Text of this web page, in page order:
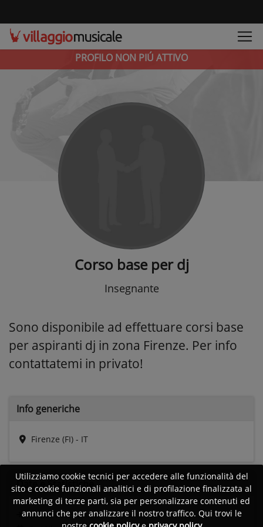
PROFILO NON PIÚ ATTIVO
Corso base per dj
Insegnante
Sono disponibile ad effettuare corsi base
per aspiranti dj in zona Firenze. Per info
contattatemi in privato!
Info generiche
Firenze (FI) - IT
Date eStatistiche
Ultimo accesso:Non disponibile
Utilizziamo cookie tecnici per accedere alle funzionalità del
sito e cookie funzionali analitici e di profilazione finalizzata al
marketing di terze parti, sia per personalizzare contenuti ed
annunci che per analizzare il nostro traffico. Qui trovi le